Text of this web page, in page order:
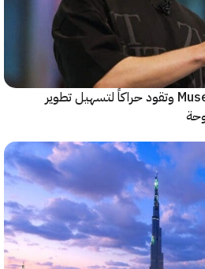
ميتا تطلق نموذج Muse Glimmer وتقود حراكاً لتسهيل تطوير